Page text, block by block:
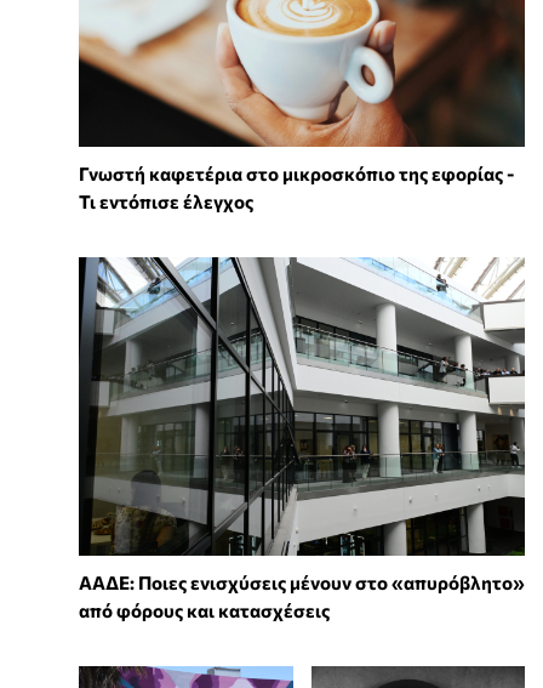
Γνωστή καφετέρια στο μικροσκόπιο της εφορίας -
Τι εντόπισε έλεγχος
ΑΑΔΕ: Ποιες ενισχύσεις μένουν στο «απυρόβλητο»
από φόρους και κατασχέσεις